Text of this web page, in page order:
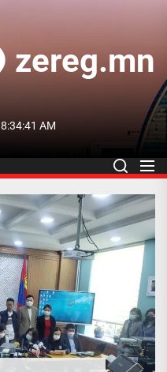
zereg.mn
8:34:42 AM